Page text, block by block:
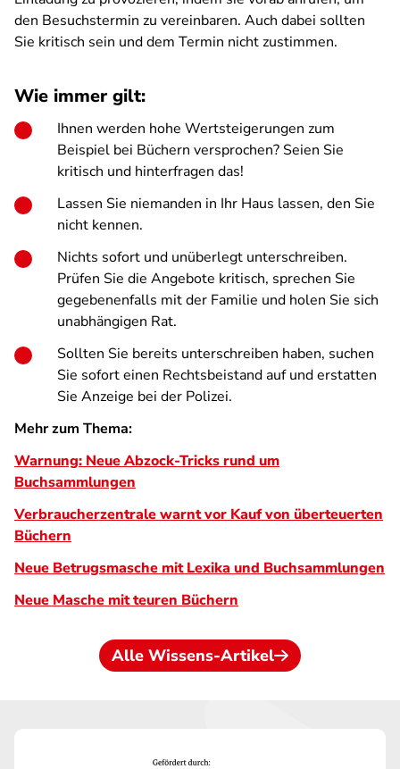
den Besuchstermin zu vereinbaren. Auch dabei sollten
Sie kritisch sein und dem Termin nicht zustimmen.
Wie immer gilt:
Ihnen werden hohe Wertsteigerungen zum
Beispiel bei Büchern versprochen? Seien Sie
kritisch und hinterfragen das!
Lassen Sie niemanden in Ihr Haus lassen, den Sie
nicht kennen.
Nichts sofort und unüberlegt unterschreiben.
Prüfen Sie die Angebote kritisch, sprechen Sie
gegebenenfalls mit der Familie und holen Sie sich
unabhängigen Rat.
Sollten Sie bereits unterschreiben haben, suchen
Sie sofort einen Rechtsbeistand auf und erstatten
Sie Anzeige bei der Polizei.
Mehr zum Thema:
Warnung: Neue Abzock-Tricks rund um
Buchsammlungen
Verbraucherzentrale warnt vor Kauf von überteuerten
Büchern
Neue Betrugsmasche mit Lexika und Buchsammlungen
Neue Masche mit teuren Büchern
Alle Wissens-Artikel